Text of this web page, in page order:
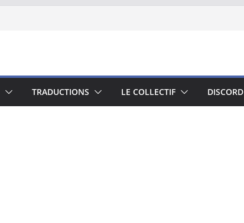
TRADUCTIONS LE COLLECTIF DISCORD